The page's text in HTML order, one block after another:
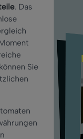
. Das
Sie